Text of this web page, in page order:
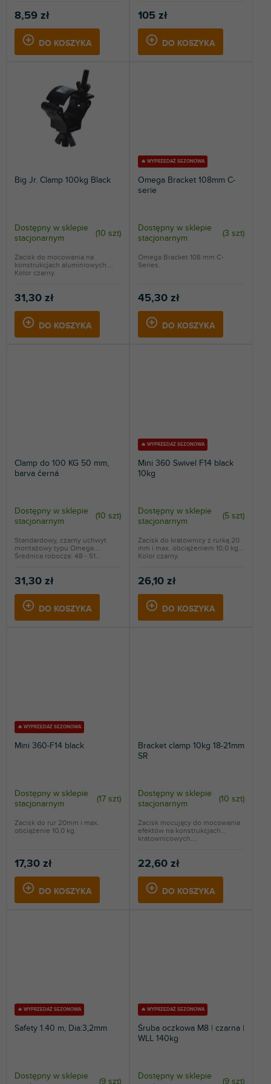
8,59 zł
DO KOSZYKA
105 zł
DO KOSZYKA
Big Jr. Clamp 100kg Black
Dostępny w sklepie
stacjonarnym
(10 szt)
31,30 zł
DO KOSZYKA
Zacisk do mocowania na
konstrukcjach aluminiowych.
Kolor czarny.
🔥 WYPRZEDAŻ SEZONOWA
Omega Bracket 108mm C-
serie
Dostępny w sklepie
stacjonarnym
(3 szt)
45,30 zł
DO KOSZYKA
Omega Bracket 108 mm C-
Series.
Clamp do 100 KG 50 mm,
barva černá
Dostępny w sklepie
stacjonarnym
(10 szt)
31,30 zł
DO KOSZYKA
Standardowy, czarny uchwyt
montażowy typu Omega.
Średnica robocza: 48 - 51...
🔥 WYPRZEDAŻ SEZONOWA
Mini 360 Swivel F14 black
10kg
Dostępny w sklepie
stacjonarnym
(5 szt)
26,10 zł
DO KOSZYKA
Zacisk do kratownicy z rurką 20
mm i max. obciążeniem 10,0 kg.
Kolor czarny.
🔥 WYPRZEDAŻ SEZONOWA
Mini 360-F14 black
Dostępny w sklepie
stacjonarnym
(17 szt)
17,30 zł
DO KOSZYKA
Zacisk do rur 20mm i max.
obciążenie 10,0 kg.
Bracket clamp 10kg 18-21mm
SR
Dostępny w sklepie
stacjonarnym
(10 szt)
22,60 zł
DO KOSZYKA
Zacisk mocujący do mocowania
efektów na konstrukcjach
kratownicowych....
🔥 WYPRZEDAŻ SEZONOWA
Safety 1.40 m, Dia:3,2mm
Dostępny w sklepie
(9 szt)
🔥 WYPRZEDAŻ SEZONOWA
Śruba oczkowa M8 | czarna |
WLL 140kg
Dostępny w sklepie
(9 szt)